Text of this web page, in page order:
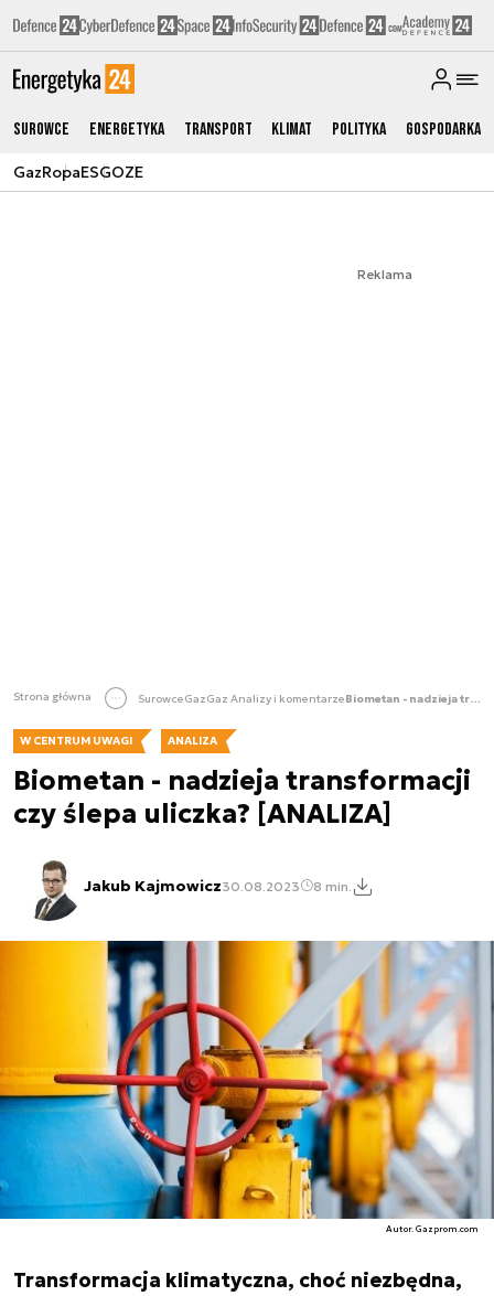
Surowce Energetyka Transport Klimat Polityka Gospodarka
GazRopaESGOZE
Reklama
Strona główna SurowceGazGaz Analizy i komentarze Biometan - nadzieja transformacji czy ślepa uliczka? [ANALIZA]
W CENTRUM UWAGI ANALIZA
Biometan - nadzieja transformacji
czy ślepa uliczka? [ANALIZA]
Jakub Kajmowicz30.08.2023 8 min.
Autor. Gazprom.com
Transformacja klimatyczna, choć niezbędna,